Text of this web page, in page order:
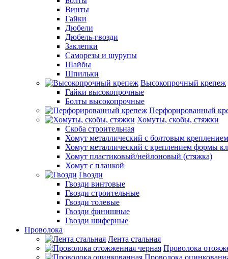
Винты
Гайки
Дюбели
Дюбель-гвозди
Заклепки
Саморезы и шурупы
Шайбы
Шпильки
Высокопрочный крепеж
Гайки высокопрочные
Болты высокопрочные
Перфорированный
Хомуты, скобы, стяжки
Скоба строительная
Хомут металлический с болтовым креплением
Хомут металлический с креплением формы
Хомут пластиковый/нейлоновый (стяжка)
Хомут с планкой
Гвозди
Гвозди винтовые
Гвозди строительные
Гвозди толевые
Гвозди финишные
Гвозди шиферные
Проволока
Лента стальная
Проволока
Проволока